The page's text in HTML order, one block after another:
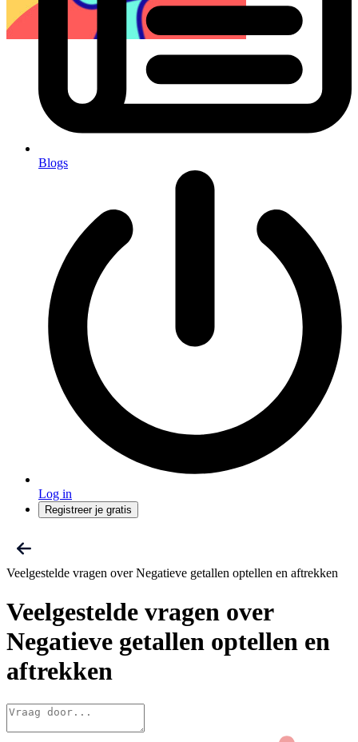
Blogs
Log in
Registreer je gratis
Veelgestelde vragen over Negatieve getallen optellen en aftrekken
Veelgestelde vragen over
Negatieve getallen optellen en
aftrekken